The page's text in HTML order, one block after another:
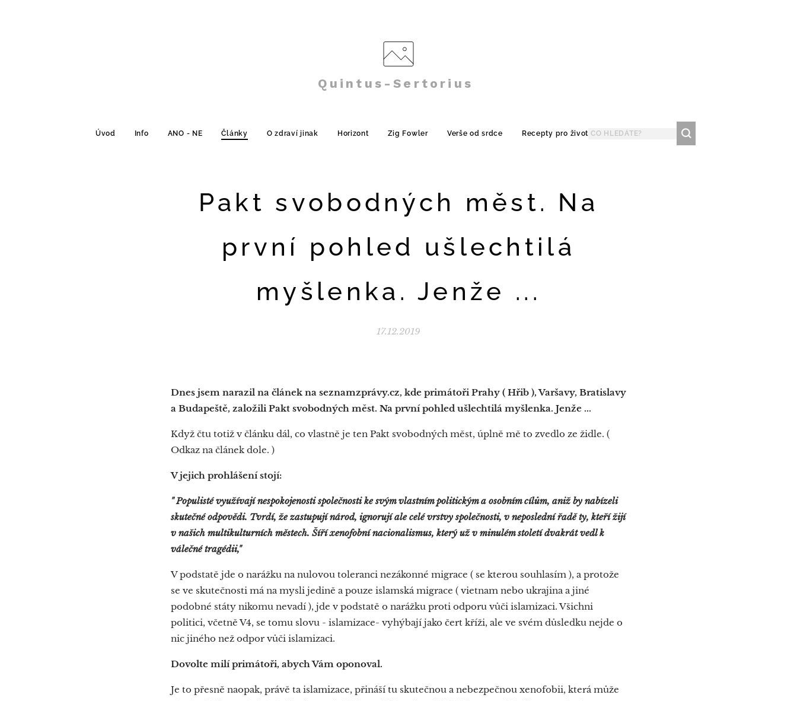
Quintus-Sertorius
Úvod Info ANO - NE Články O zdraví jinak Horizont Zig Fowler Verše od srdce Recepty pro život
Pakt svobodných měst. Na
první pohled ušlechtilá
myšlenka. Jenže ...
17.12.2019
Dnes jsem narazil na článek na seznamzprávy.cz, kde primátoři Prahy ( Hřib ), Varšavy, Bratislavy
a Budapeště, založili Pakt svobodných měst. Na první pohled ušlechtilá myšlenka. Jenže ...
Když čtu totiž v článku dál, co vlastně je ten Pakt svobodných měst, úplně mě to zvedlo ze židle. (
Odkaz na článek dole. )
V jejich prohlášení stojí:
" Populisté využívají nespokojenosti společnosti ke svým vlastním politickým a osobním cílům, aniž by nabízeli
skutečné odpovědi. Tvrdí, že zastupují národ, ignorují ale celé vrstvy společnosti, v neposlední řadě ty, kteří žijí
v našich multikulturních městech. Šíří xenofobní nacionalismus, který už v minulém století dvakrát vedl k
válečné tragédii,"
V podstatě jde o narážku na nulovou toleranci nezákonné migrace ( se kterou souhlasím ), a protože
se ve skutečnosti má na mysli jedině a pouze islamská migrace ( vietnam nebo ukrajina a jiné
podobné státy nikomu nevadí ), jde v podstatě o narážku proti odporu vůči islamizaci. Všichni
politici, včetně V4, se tomu slovu - islamizace- vyhýbají jako čert kříži, ale ve svém důsledku nejde o
nic jiného než odpor vůči islamizaci.
Dovolte milí primátoři, abych Vám oponoval.
Je to přesně naopak, právě ta islamizace, přináší tu skutečnou a nebezpečnou xenofobii, která může